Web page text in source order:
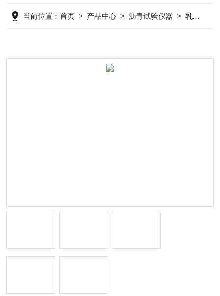
当前位置：首页 > 产品中心 >沥青试验仪器 >乳化沥青电荷试验仪